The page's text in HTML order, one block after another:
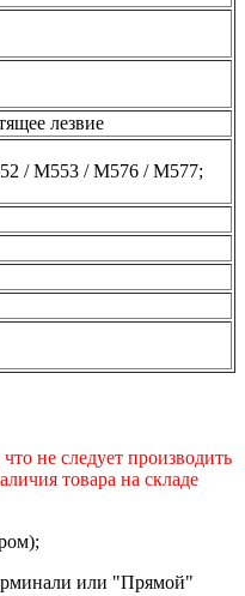
лезвие
/ M553 / M576 / M577;
не следует производить
товара на складе
или "Прямой"